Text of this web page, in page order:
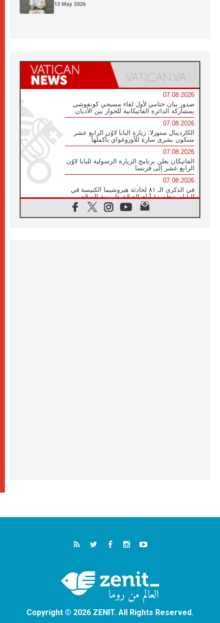
13 May 2026
07.08.2026
صدور بيان ختامي لأول لقاء مسيحي كونفوشي
بمشاركة الدائرة الفاتيكانية للحوار بين الأديان
07.08.2026
الكاردينال ستورلا: زيارة البابا لاوُن الرابع عشر
ستكون بشرى سارة للأوروغواي بأكملها
07.08.2026
الفاتيكان يعلن برنامج الزيارة الرسولية للبابا لاوُن
الرابع عشر إلى فرنسا
07.08.2026
في الذكرى الـ ٨١ لحادثة هيروشيما الكنيسة في
اليابان تنظم ١٠ أيام للصلاة على نية السلام
الكنيسة في الأوروغواي: زيارة البابا ستعزز
Copyright © 2026 ZENIT. All Rights Reserved.